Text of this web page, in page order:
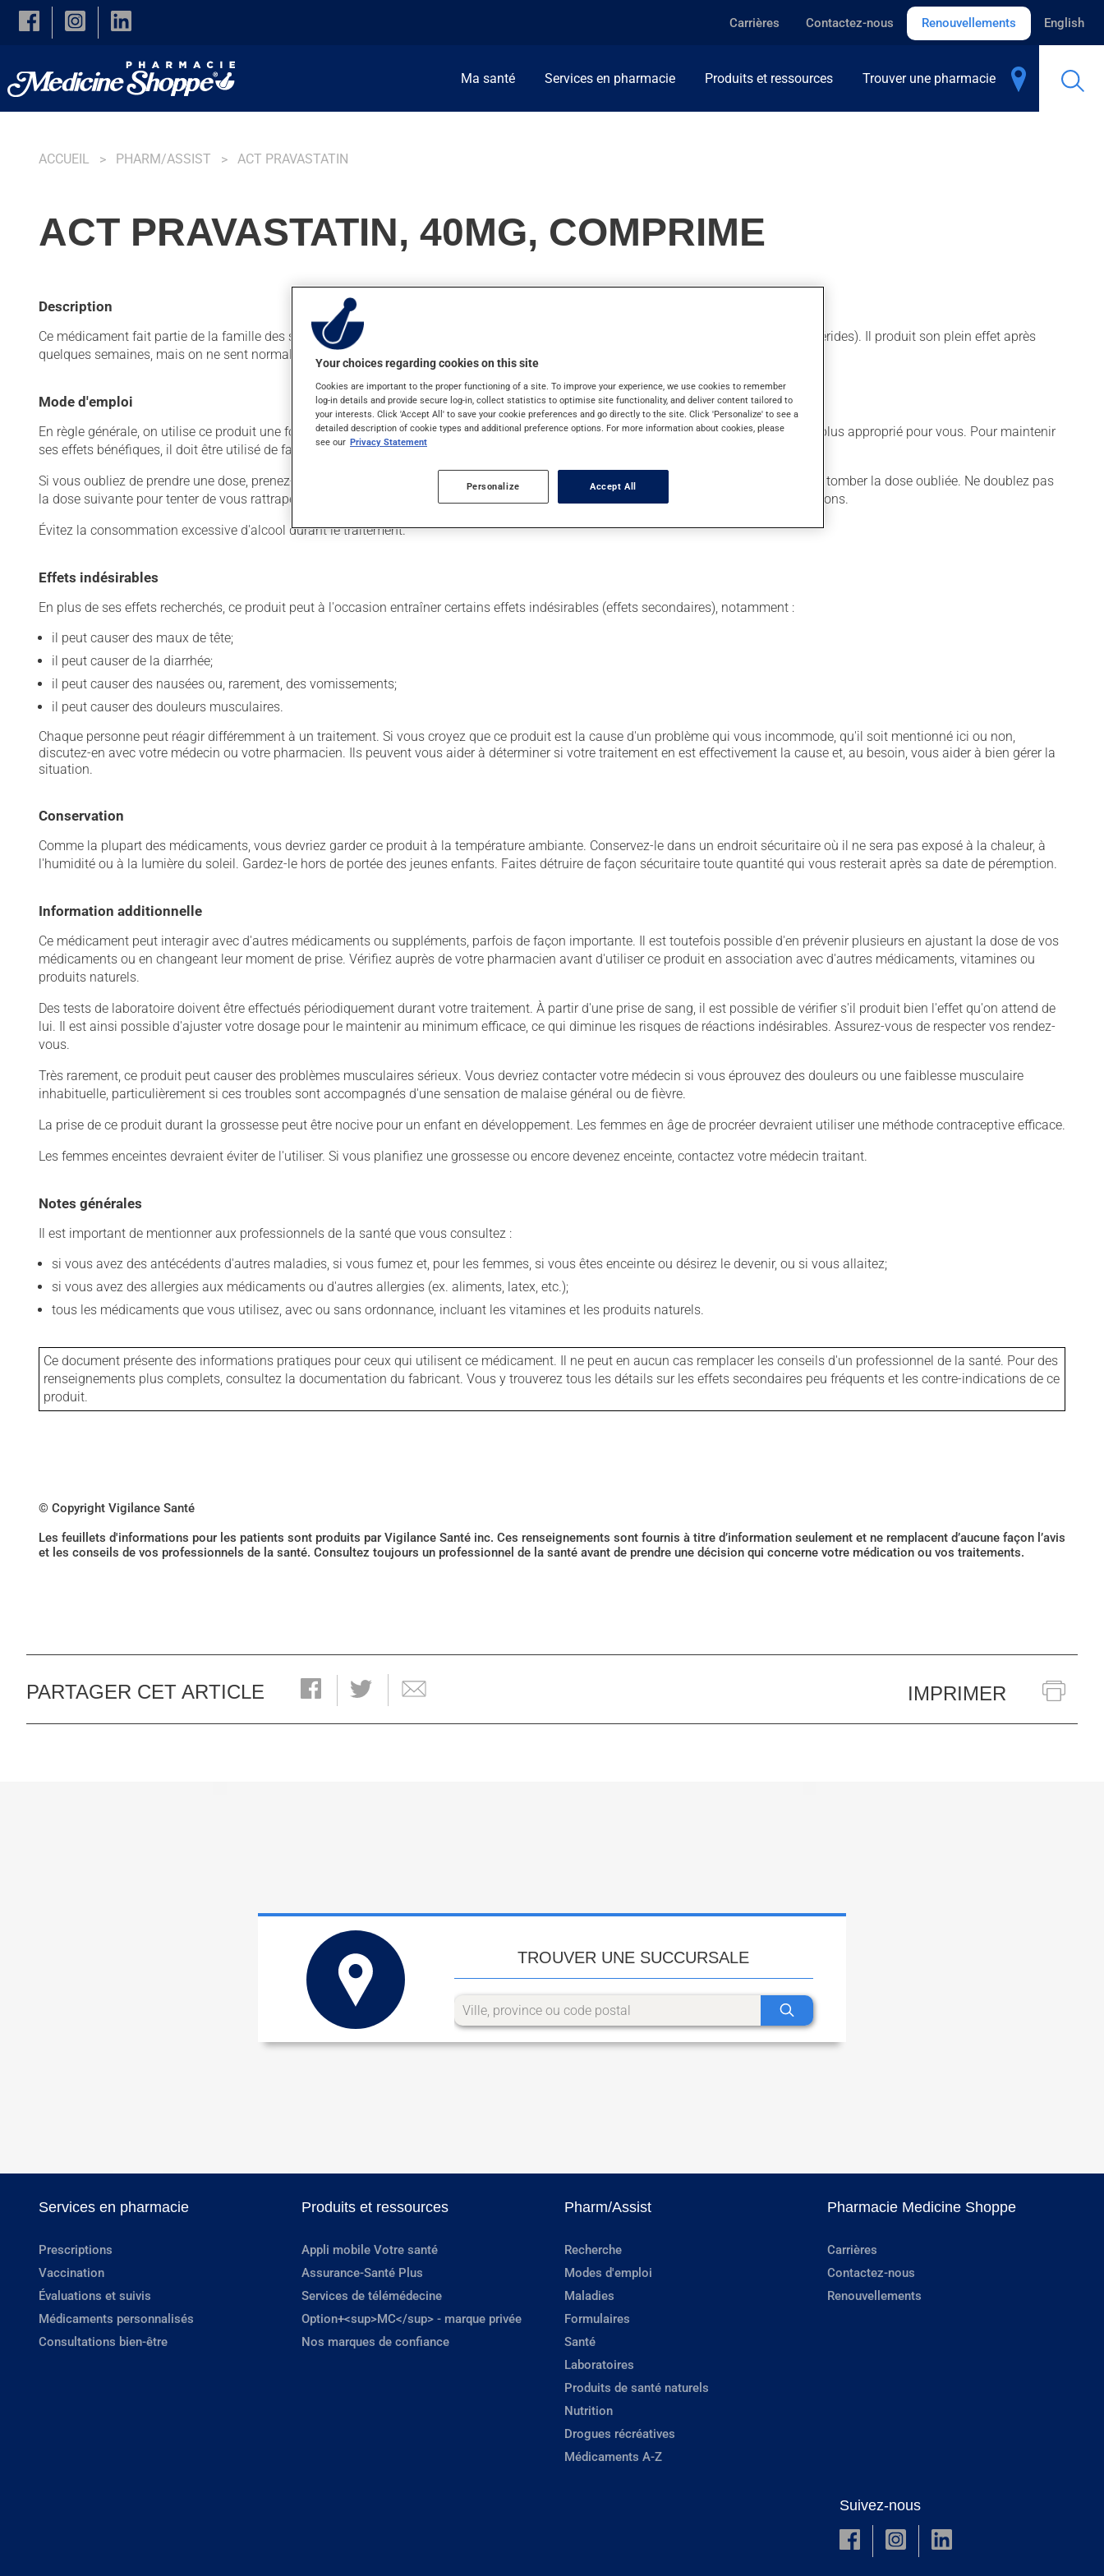
Skip to main content
Carrières Contactez-nous Renouvellements English
Ma santé Services en pharmacie Produits et ressources Trouver une pharmacie
ACCUEIL PHARM/ASSIST ACT PRAVASTATIN
ACT PRAVASTATIN, 40MG, COMPRIME
Description
Ce médicament fait partie de la famille des statines. Habituellement, on l'utilise pour diminuer les gras dans le sang (cholestérol / triglycérides). Il produit son plein effet après
quelques semaines, mais on ne sent normalement pas son action.
Mode d'emploi
En règle générale, on utilise ce produit une fois par jour. Il est possible que votre pharmacien vous ait indiqué un horaire différent qui est plus approprié pour vous. Pour maintenir
ses effets bénéfiques, il doit être utilisé de façon régulière et continue. Assurez-vous de ne jamais en manquer.
Si vous oubliez de prendre une dose, prenez-la dès que vous y pensez. S'il est presque l'heure de votre dose suivante, laissez simplement tomber la dose oubliée. Ne doublez pas
la dose suivante pour tenter de vous rattraper. Ce médicament peut être pris avec ou sans nourriture, sans égard aux repas ou aux collations.
Évitez la consommation excessive d'alcool durant le traitement.
Effets indésirables
En plus de ses effets recherchés, ce produit peut à l'occasion entraîner certains effets indésirables (effets secondaires), notamment :
il peut causer des maux de tête;
il peut causer de la diarrhée;
il peut causer des nausées ou, rarement, des vomissements;
il peut causer des douleurs musculaires.
Chaque personne peut réagir différemment à un traitement. Si vous croyez que ce produit est la cause d'un problème qui vous incommode, qu'il soit mentionné ici ou non,
discutez-en avec votre médecin ou votre pharmacien. Ils peuvent vous aider à déterminer si votre traitement en est effectivement la cause et, au besoin, vous aider à bien gérer la
situation.
Conservation
Comme la plupart des médicaments, vous devriez garder ce produit à la température ambiante. Conservez-le dans un endroit sécuritaire où il ne sera pas exposé à la chaleur, à
l'humidité ou à la lumière du soleil. Gardez-le hors de portée des jeunes enfants. Faites détruire de façon sécuritaire toute quantité qui vous resterait après sa date de péremption.
Information additionnelle
Ce médicament peut interagir avec d'autres médicaments ou suppléments, parfois de façon importante. Il est toutefois possible d'en prévenir plusieurs en ajustant la dose de vos
médicaments ou en changeant leur moment de prise. Vérifiez auprès de votre pharmacien avant d'utiliser ce produit en association avec d'autres médicaments, vitamines ou
produits naturels.
Des tests de laboratoire doivent être effectués périodiquement durant votre traitement. À partir d'une prise de sang, il est possible de vérifier s'il produit bien l'effet qu'on attend de
lui. Il est ainsi possible d'ajuster votre dosage pour le maintenir au minimum efficace, ce qui diminue les risques de réactions indésirables. Assurez-vous de respecter vos rendez-
vous.
Très rarement, ce produit peut causer des problèmes musculaires sérieux. Vous devriez contacter votre médecin si vous éprouvez des douleurs ou une faiblesse musculaire
inhabituelle, particulièrement si ces troubles sont accompagnés d'une sensation de malaise général ou de fièvre.
La prise de ce produit durant la grossesse peut être nocive pour un enfant en développement. Les femmes en âge de procréer devraient utiliser une méthode contraceptive efficace.
Les femmes enceintes devraient éviter de l'utiliser. Si vous planifiez une grossesse ou encore devenez enceinte, contactez votre médecin traitant.
Notes générales
Il est important de mentionner aux professionnels de la santé que vous consultez :
si vous avez des antécédents d'autres maladies, si vous fumez et, pour les femmes, si vous êtes enceinte ou désirez le devenir, ou si vous allaitez;
si vous avez des allergies aux médicaments ou d'autres allergies (ex. aliments, latex, etc.);
tous les médicaments que vous utilisez, avec ou sans ordonnance, incluant les vitamines et les produits naturels.
Ce document présente des informations pratiques pour ceux qui utilisent ce médicament. Il ne peut en aucun cas remplacer les conseils d'un professionnel de la santé. Pour des
renseignements plus complets, consultez la documentation du fabricant. Vous y trouverez tous les détails sur les effets secondaires peu fréquents et les contre-indications de ce
produit.
© Copyright Vigilance Santé
Les feuillets d'informations pour les patients sont produits par Vigilance Santé inc. Ces renseignements sont fournis à titre d’information seulement et ne remplacent d’aucune façon l’avis
et les conseils de vos professionnels de la santé. Consultez toujours un professionnel de la santé avant de prendre une décision qui concerne votre médication ou vos traitements.
PARTAGER CET ARTICLE IMPRIMER
TROUVER UNE SUCCURSALE
Services en pharmacie
Prescriptions
Vaccination
Évaluations et suivis
Médicaments personnalisés
Consultations bien-être
Produits et ressources
Appli mobile Votre santé
Assurance-Santé Plus
Services de télémédecine
Option+<sup>MC</sup> - marque privée
Nos marques de confiance
Pharm/Assist
Recherche
Modes d'emploi
Maladies
Formulaires
Santé
Laboratoires
Produits de santé naturels
Nutrition
Drogues récréatives
Médicaments A-Z
Pharmacie Medicine Shoppe
Carrières
Contactez-nous
Renouvellements
Suivez-nous
Your choices regarding cookies on this site
Cookies are important to the proper functioning of a site. To improve your experience, we use cookies to remember
log-in details and provide secure log-in, collect statistics to optimise site functionality, and deliver content tailored to
your interests. Click 'Accept All' to save your cookie preferences and go directly to the site. Click 'Personalize' to see a
detailed description of cookie types and additional preference options. For more information about cookies, please
see our Privacy Statement
Personalize Accept All